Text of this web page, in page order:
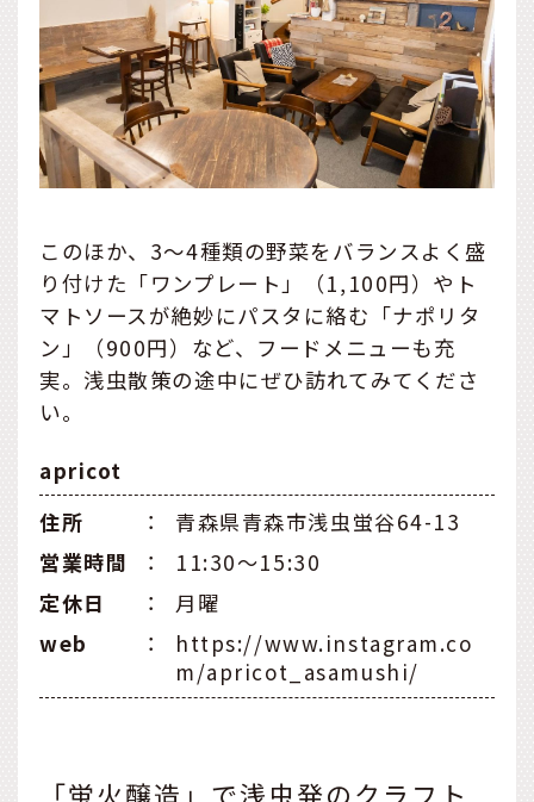
このほか、3～4種類の野菜をバランスよく盛
り付けた「ワンプレート」（1,100円）やト
マトソースが絶妙にパスタに絡む「ナポリタ
ン」（900円）など、フードメニューも充
実。浅虫散策の途中にぜひ訪れてみてくださ
い。
apricot
住所
：
青森県青森市浅虫蛍谷64-13
営業時間
：
11:30～15:30
定休日
：
月曜
web
：
https://www.instagram.co
m/apricot_asamushi/